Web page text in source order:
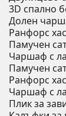
3D спално
Долен
Ранфорс
Памучен
Чаршаф с
Памучен
Ранфорс
Чаршаф с
Плик за